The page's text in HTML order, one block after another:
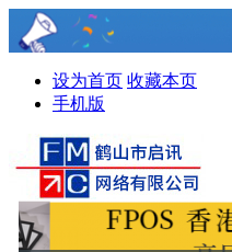
设为首页 收藏本页
手机版